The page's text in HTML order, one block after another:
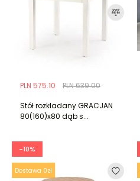
PLN 639.00
PLN 575.10
Stół rozkładany GRACJAN
80(160)x80 dąb s...
-10%
Dostawa 0zł